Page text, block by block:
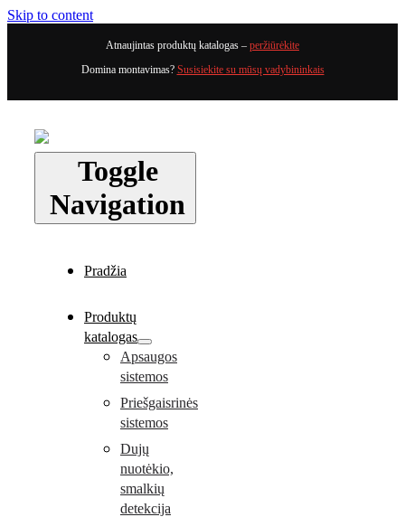
Skip to content
Atnaujintas produktų katalogas – peržiūrėkite
Domina montavimas? Susisiekite su mūsų vadybininkais
Toggle
Navigation
Pradžia
Produktų
katalogas
Apsaugos
sistemos
Priešgaisrinės
sistemos
Dujų
nuotėkio,
smalkių
detekcija